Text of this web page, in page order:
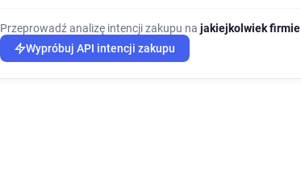
Przeprowadź analizę intencji zakupu na jakiejkolwiek firmie
Wypróbuj API intencji zakupu